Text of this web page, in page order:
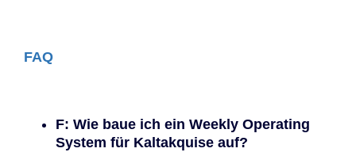
FAQ
F: Wie baue ich ein Weekly Operating
System für Kaltakquise auf?